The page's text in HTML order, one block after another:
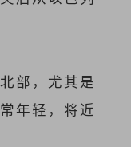
部，尤其是
年轻，将近